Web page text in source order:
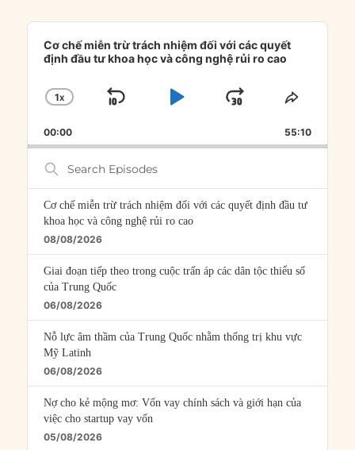
Audio
Player
Cơ chế miễn trừ trách nhiệm đối với các quyết
định đầu tư khoa học và công nghệ rủi ro cao
CHANGE
RATE
1X
SKIP
PLAYJUMP
FORWARD
SHARE
00:00 55:10
Search
Episodes
Cơ chế miễn trừ trách nhiệm đối với các quyết định đầu tư
khoa học và công nghệ rủi ro cao
08/08/2026
Giai đoạn tiếp theo trong cuộc trấn áp các dân tộc thiểu số
của Trung Quốc
06/08/2026
Nỗ lực âm thầm của Trung Quốc nhằm thống trị khu vực
Mỹ Latinh
06/08/2026
Nợ cho kẻ mộng mơ: Vốn vay chính sách và giới hạn của
việc cho startup vay vốn
05/08/2026